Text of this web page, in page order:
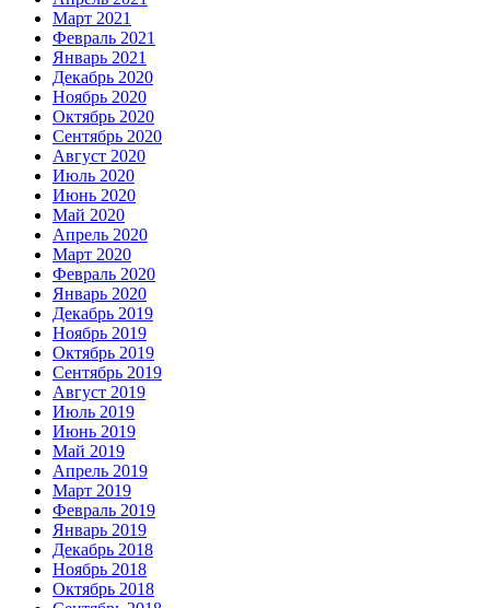
Март 2021
Февраль 2021
Январь 2021
Декабрь 2020
Ноябрь 2020
Октябрь 2020
Сентябрь 2020
Август 2020
Июль 2020
Июнь 2020
Май 2020
Апрель 2020
Март 2020
Февраль 2020
Январь 2020
Декабрь 2019
Ноябрь 2019
Октябрь 2019
Сентябрь 2019
Август 2019
Июль 2019
Июнь 2019
Май 2019
Апрель 2019
Март 2019
Февраль 2019
Январь 2019
Декабрь 2018
Ноябрь 2018
Октябрь 2018